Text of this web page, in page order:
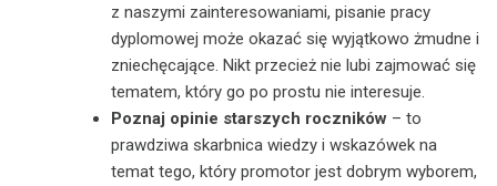
z naszymi zainteresowaniami, pisanie pracy
dyplomowej może okazać się wyjątkowo żmudne i
zniechęcające. Nikt przecież nie lubi zajmować się
tematem, który go po prostu nie interesuje.
Poznaj opinie starszych roczników – to
prawdziwa skarbnica wiedzy i wskazówek na
temat tego, który promotor jest dobrym wyborem,